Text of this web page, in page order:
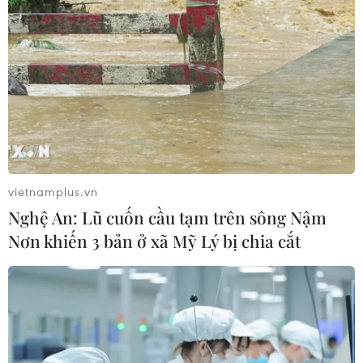
chất mới của toàn bộ Mặt Trăng
07/08/2026 08:52
Những định hướng lớn
trong thực hiện Nghị quyết 57-
NQ/TW
07/08/2026 08:18
Thông báo Kết luận của Tổng Bí thư,
Chủ tịch nước Tô Lâm tại Phiên họp
Ban Chỉ đạo Trung ương thực hiện
Nghị quyết 57
07/08/2026 04:08
vietnamplus.vn
Nghệ An: Lũ cuốn cầu tạm trên sông Nậm
Nơn khiến 3 bản ở xã Mỹ Lý bị chia cắt